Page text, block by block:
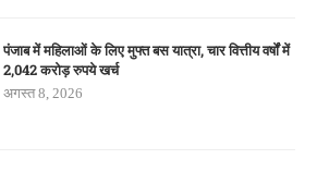
पंजाब में महिलाओं के लिए मुफ्त बस यात्रा, चार वित्तीय वर्षों में
2,042 करोड़ रुपये खर्च
अगस्त 8, 2026